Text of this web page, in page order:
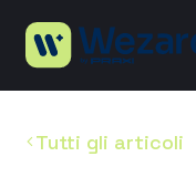
Tutti gli articoli